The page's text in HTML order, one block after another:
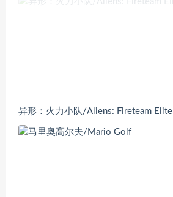
异形：火力小队/Aliens: Fireteam Elite